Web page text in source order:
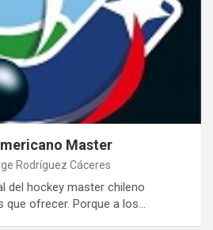
Master
Rodríguez Cáceres
del hockey master chileno
que ofrecer. Porque a los…